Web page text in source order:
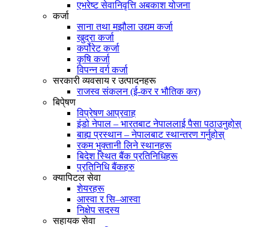
एभरेष्ट सेवानिवृत्ति अबकाश योजना
कर्जा
साना तथा मझौला उद्यम कर्जा
खुद्रा कर्जा
कर्पोरेट कर्जा
कृषि कर्जा
विपन्न वर्ग कर्जा
सरकारी व्यवसाय र उत्पादनहरू
राजस्व संकलन (ई-कर र भौतिक कर)
बिपे्षण
विप्रेषण आप्रवाह
इंडो नेपाल – भारतबाट नेपाललाई पैसा पठाउनुहोस्
बाह्य प्रस्थान – नेपालबाट स्थान्तरण गर्नुहोस्
रकम भुक्तानी लिने स्थानहरू
बिदेश स्थित बैंक प्रतिनिधिहरू
प्रतिनिधि बैंकहरु
क्यापिटल सेवा
शेयरहरू
आस्वा र सि–आस्वा
निक्षेप सदस्य
सहायक सेवा